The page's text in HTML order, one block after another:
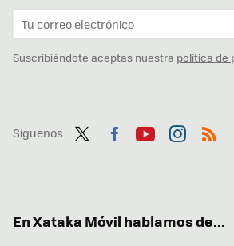
Suscribiéndote aceptas nuestra política de
Síguenos
En Xataka Móvil hablamos de...